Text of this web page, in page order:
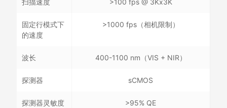
扫描速度 >100 fps @ 3Kx3K
固定行模式下
的速度
>1000 fps（相机限制）
波长 400-1100 nm（VIS + NIR）
探测器 sCMOS
探测器灵敏度 >95% QE